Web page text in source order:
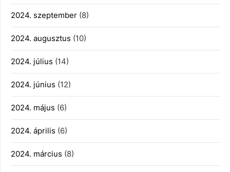
2024. szeptember (8)
2024. augusztus (10)
2024. július (14)
2024. június (12)
2024. május (6)
2024. április (6)
2024. március (8)